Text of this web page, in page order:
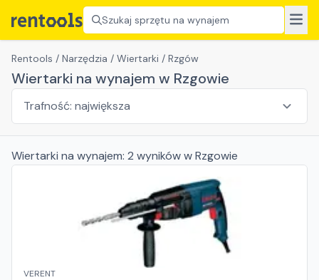
Szukaj sprzętu na wynajem
Rentools / Narzędzia / Wiertarki / Rzgów
Wiertarki na wynajem w Rzgowie
Wiertarki na wynajem: 2 wynikóww Rzgowie
VERENT